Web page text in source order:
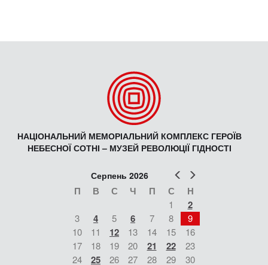
НАЦІОНАЛЬНИЙ МЕМОРІАЛЬНИЙ КОМПЛЕКС ГЕРОЇВ
НЕБЕСНОЇ СОТНІ – МУЗЕЙ РЕВОЛЮЦІЇ ГІДНОСТІ
Попер
Серпень 2026
П В С Ч П С Н
1 2
3 4 5 6 7 8
9
10
11 12 13 14 15
16
17
18 19 20 21 22
23
24
25 26 27 28 29
30